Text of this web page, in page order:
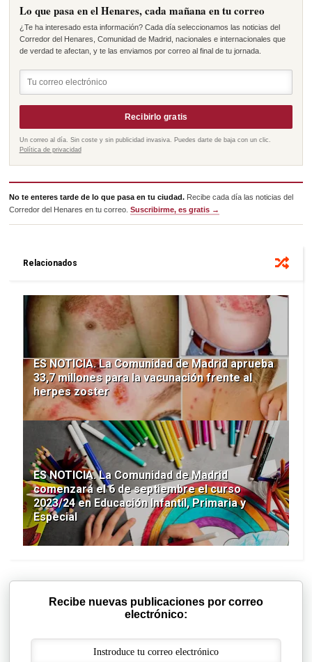
Lo que pasa en el Henares, cada mañana en tu correo
¿Te ha interesado esta información? Cada día seleccionamos las noticias del
Corredor del Henares, Comunidad de Madrid, nacionales e internacionales que
de verdad te afectan, y te las enviamos por correo al final de tu jornada.
Recibirlo gratis
Un correo al día. Sin coste y sin publicidad invasiva. Puedes darte de baja con un clic.
Política de privacidad
No te enteres tarde de lo que pasa en tu ciudad. Recibe cada día las noticias del
Corredor del Henares en tu correo.Suscribirme, es gratis →
Relacionados
ES NOTICIA. La Comunidad de Madrid aprueba
33,7 millones para la vacunación frente al
herpes zoster
ES NOTICIA. La Comunidad de Madrid
comenzará el 6 de septiembre el curso
2023/24 en Educación Infantil, Primaria y
Especial
Recibe nuevas publicaciones por correo
electrónico: